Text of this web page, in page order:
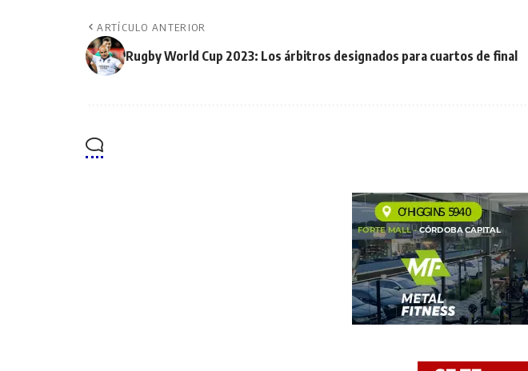
ARTÍCULO ANTERIOR
Rugby World Cup 2023: Los árbitros designados para cuartos de final